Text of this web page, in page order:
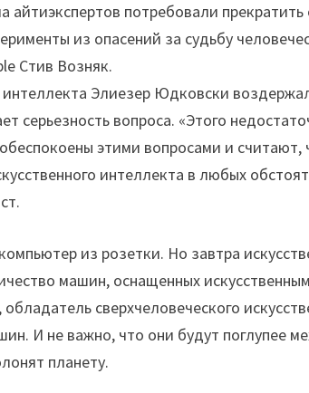
потребовали прекратить
из опасений за судьбу
Стив Возняк.
интеллекта Элиезер Юдковски
серьезность вопроса. «Этого
этими вопросами и
интеллекта в любых
из розетки. Но завтра
машин, оснащенных
сверхчеловеческого
И не важно, что они будут поглупее
планету.